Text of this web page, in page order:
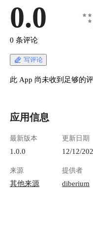
0.0
0 条评论
写评论
此 App 尚未收到足够的
应用信息
最新版本
1.0.0
更新日期
12/12/
来源
其他来源
提供者
diberium